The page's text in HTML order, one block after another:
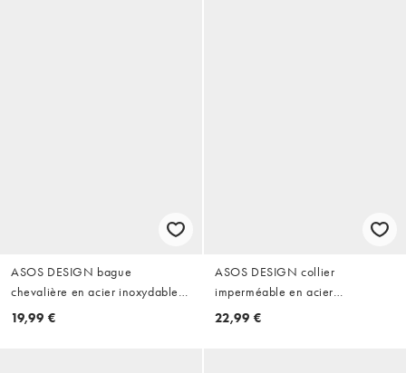
ASOS DESIGN bague
chevalière en acier inoxydable
imperméable st chris en argent
19,99 €
ASOS DESIGN collier
imperméable en acier
inoxydable avec pendentif carré
22,99 €